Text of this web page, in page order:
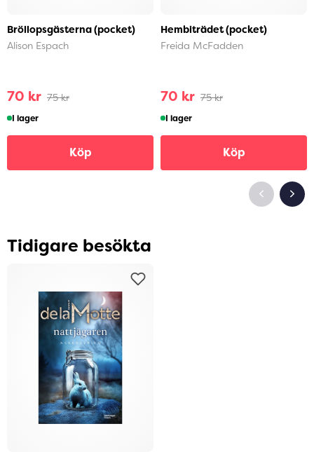
Bröllopsgästerna (pocket)
Alison Espach
70 kr 75 kr
I lager
Köp
Hembiträdet (pocket)
Freida McFadden
70 kr 75 kr
I lager
Köp
Tidigare besökta